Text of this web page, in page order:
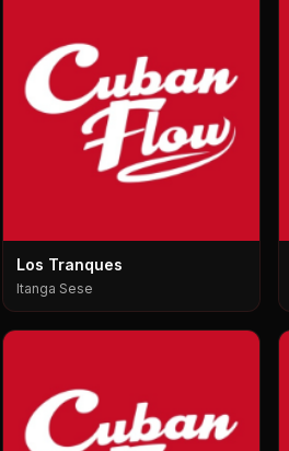
Los Tranques
Itanga Sese